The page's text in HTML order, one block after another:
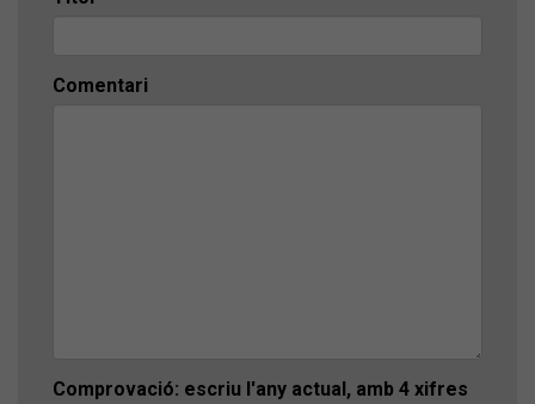
Comentari
Comprovació: escriu l'any actual, amb 4 xifres